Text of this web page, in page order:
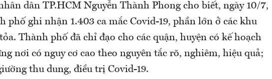
dân TP.HCM Nguyễn Thành Phong cho biết, ngày 10/7,
phố ghi nhận 1.403 ca mắc Covid-19, phần lớn ở các khu
Thành phố đã chỉ đạo cho các quận, huyện có kế hoạch
nơi có nguy cơ cao theo nguyên tắc rõ, nghiêm, hiệu quả;
thu dung, điều trị Covid-19.